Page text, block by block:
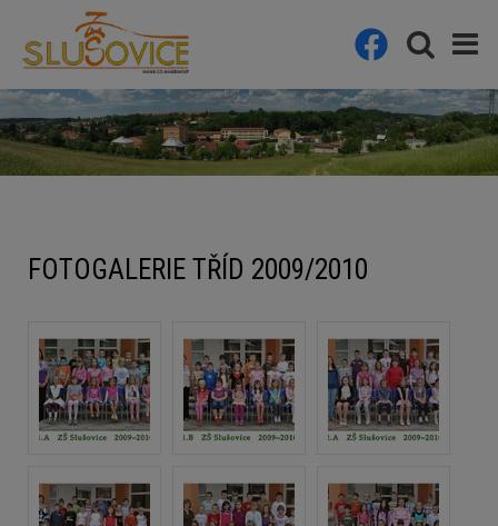
FOTOGALERIE TŘÍD 2009/2010